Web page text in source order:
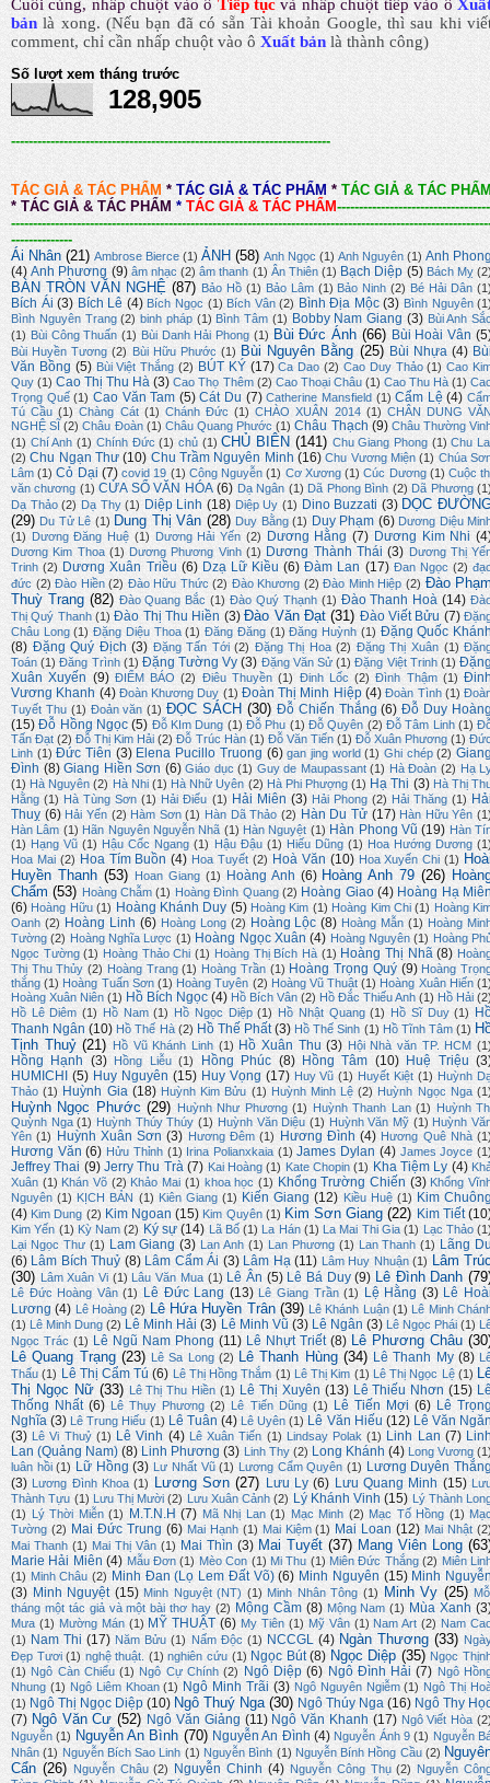
Cuối cùng, nhấp chuột vào ô Tiếp tục và nhấp chuột tiếp vào ô
bản là xong.(Nếu bạn đã có sẵn Tài khoản Google, thì sau khi
comment, chỉ cần nhấp chuột vào ô Xuất bảnlà thành công)
Số lượt xem tháng trước
128,905
-------------------------------------------------------------------------
TÁC GIẢ & TÁC PHẨM * TÁC GIẢ & TÁC PHẨM * TÁC GIẢ & TÁC
* TÁC GIẢ & TÁC PHẨM *TÁC GIẢ & TÁC PHẨM-----------------------------------
--------------
Ái Nhân (21) Ambrose Bierce (1) ẢNH (58) Anh Ngọc (1) Anh Nguyên (1) Anh
(4) Anh Phương (9) âm nhạc (2) âm thanh (1) Ân Thiên (1) Bạch Diệp (5) Bách Mỵ
BÀN TRÒN VĂN NGHỆ (87) Bảo Hồ (1) Bảo Lâm (1) Bảo Ninh (2) Bé Hải Dân
Bích Ái (3) Bích Lê (4) Bích Ngọc (1) Bích Vân (2) Bình Địa Mộc (3) Bình Nguyên
Bình Nguyên Trang (2) binh pháp (1) Bình Tâm (1) Bobby Nam Giang (3) Bùi Anh
(1) Bùi Công Thuấn (1) Bùi Danh Hải Phong (1) Bùi Đức Ánh (66) Bùi Hoài Vân
Bùi Huyền Tương (2) Bùi Hữu Phước (1) Bùi Nguyên Bằng (25) Bùi Nhựa (4)
Văn Bồng (5) Bùi Việt Thắng (2) BÚT KÝ (17) Ca Dao (2) Cao Duy Thảo (1) Cao
Quy (1) Cao Thị Thu Hà (3) Cao Thọ Thêm (2) Cao Thoại Châu (1) Cao Thu Hà (1)
Trọng Quế (1) Cao Văn Tam (5) Cát Du (7) Catherine Mansfield (1) Cẩm Lệ (4)
Tú Cầu (1) Chàng Cát (1) Chánh Đức (1) CHÀO XUÂN 2014 (1) CHÂN DUNG
NGHỆ SĨ (2) Châu Đoàn (1) Châu Quang Phước (1) Châu Thạch (9) Châu Thường
(1) Chí Anh (1) Chính Đức (1) chủ (1) CHỦ BIÊN (141) Chu Giang Phong (1) Chu
(2) Chu Ngạn Thư (10) Chu Trầm Nguyên Minh (16) Chu Vương Miện (1) Chúa
Lâm (1) Cỏ Dại (7) covid 19 (1) Công Nguyễn (1) Cơ Xương (1) Cúc Dương (1) Cuộc
văn chương (1) CỬA SỔ VĂN HÓA (6) Dạ Ngân (1) Dã Phong Bình (2) Dã Phương
Dạ Thảo (2) Dạ Thy (1) Diệp Linh (18) Diệp Uy (1) Dino Buzzati (3) DỌC
(29) Du Tử Lê (1) Dung Thị Vân (28) Duy Bằng (1) Duy Phạm (6) Dương Diệu
(1)
Dương Đăng Huệ (1) Dương Hải Yến (2) Dương Hằng (7) Dương Kim Nhi
Dương Kim Thoa (1) Dương Phương Vinh (1) Dương Thành Thái (3) Dương Thị
Trinh (2) Dương Xuân Triều (6) Dzạ Lữ Kiều (6) Đàm Lan (17) Đan Ngọc (2)
đức (2) Đào Hiền (2) Đào Hữu Thức (2) Đào Khương (2) Đào Minh Hiệp (2) Đào
Thuỳ Trang (82) Đào Quang Bắc (1) Đào Quý Thạnh (1) Đào Thanh Hoà (14)
Thị Quý Thanh (1) Đào Thị Thu Hiền (3) Đào Văn Đạt (31) Đào Viết Bửu (7)
Châu Long (1) Đặng Diệu Thoa (1) Đăng Đăng (1) Đăng Huỳnh (1) Đặng Quốc
(8) Đặng Quý Địch (3) Đặng Tấn Tới (2) Đặng Thị Hoa (2) Đặng Thị Xuân (1)
Toán (1) Đăng Trình (1) Đặng Tường Vy (3) Đặng Văn Sử (1) Đặng Việt Trinh (1)
Xuân Xuyến (9) ĐIỂM BÁO (2) Điêu Thuyền (1) Đinh Lốc (2) Đình Thậm (1)
Vương Khanh (4) Đoàn Khương Duy (1) Đoàn Thị Minh Hiệp (4) Đoàn Tình (1)
Tuyết Thu (1) Đoản văn (1) ĐỌC SÁCH (30) Đỗ Chiến Thắng (6) Đỗ Duy
(15) Đỗ Hồng Ngọc (5) Đỗ KIm Dung (1) Đỗ Phu (1) Đỗ Quyên (2) Đỗ Tâm Linh (1)
Tấn Đạt (2) Đỗ Thị Kim Hải (2) Đỗ Trúc Hàn (1) Đỗ Văn Tiến (1) Đỗ Xuân Phương (1)
Linh (1) Đức Tiên (3) Elena Pucillo Truong (6) gan jing world (1) Ghi chép (2)
Đình (8) Giang Hiền Sơn (6) Giáo dục (1) Guy de Maupassant (1) Hà Đoàn (2) Hạ
(1) Hà Nguyên (2) Hà Nhi (1) Hà Nhữ Uyên (2) Hà Phi Phượng (1) Hạ Thi (3) Hà Thị
Hằng (1) Hà Tùng Sơn (1) Hải Điểu (1) Hải Miên (3) Hải Phong (2) Hải Thăng (1)
Thuỵ (6) Hải Yến (2) Hàm Sơn (1) Hàn Dã Thảo (2) Hàn Du Tử (17) Hàn Hữu Yên
Hàn Lâm (1) Hãn Nguyên Nguyễn Nhã (1) Hàn Nguyệt (1) Hàn Phong Vũ (19) Hàn
(1) Hạng Vũ (1) Hậu Cốc Ngang (1) Hậu Đậu (1) Hiếu Dũng (1) Hoa Hướng Dương
Hoa Mai (2) Hoa Tím Buồn (4) Hoa Tuyết (2) Hoà Văn (10) Hoa Xuyến Chi (1)
Huyền Thanh (53) Hoan Giang (1) Hoàng Anh (6) Hoàng Anh 79 (26)
Chẩm (53) Hoàng Chẫm (1) Hoàng Đình Quang (2) Hoàng Giao (4) Hoàng Hạ
(6) Hoàng Hữu (1) Hoàng Khánh Duy (5) Hoàng Kim (1) Hoàng Kim Chi (1) Hoàng
Oanh (2) Hoàng Linh (6) Hoàng Long (2) Hoàng Lộc (8) Hoàng Mẫn (1) Hoàng
Tường (2) Hoàng Nghĩa Lược (1) Hoàng Ngọc Xuân (4) Hoàng Nguyên (1) Hoàng
Ngọc Tường (1) Hoàng Thảo Chi (1) Hoàng Thị Bích Hà (1) Hoàng Thị Nhã (8)
Thị Thu Thủy (2) Hoàng Trang (1) Hoàng Trần (1) Hoàng Trọng Quý (9) Hoàng
thắng (1) Hoàng Tuấn Sơn (1) Hoàng Tuyên (2) Hoàng Vũ Thuật (1) Hoàng Xuân Hiến
Hoàng Xuân Niên (1) Hồ Bích Ngọc (4) Hồ Bích Vân (2) Hồ Đắc Thiếu Anh (1) Hồ Hải
Hồ Lê Diêm (1) Hồ Nam (1) Hồ Ngọc Diệp (1) Hồ Nhật Quang (1) Hồ Sĩ Duy (1)
Thanh Ngân (10) Hồ Thế Hà (2) Hồ Thế Phất (3) Hồ Thế Sinh (1) Hồ Tĩnh Tâm (1)
Tịnh Thuỷ (21) Hồ Vũ Khánh Linh (1) Hồ Xuân Thu (3) Hội Nhà văn TP. HCM
Hồng Hạnh (3) Hồng Liễu (1) Hồng Phúc (8) Hồng Tâm (10) Huệ Triệu
HUMICHI
(5) Huy Nguyên (15) Huy Vọng (17) Huy Vũ (1) Huyết Kiệt (1) Huỳnh
Thảo (1) Huỳnh Gia (18) Huỳnh Kim Bửu (1) Huỳnh Minh Lệ (2) Huỳnh Ngọc Nga
Huỳnh Ngọc Phước (29) Huỳnh Như Phương (1) Huỳnh Thanh Lan (1)
Huỳnh
Quỳnh Nga (1) Huỳnh Thúy Thúy (1) Huỳnh Văn Diệu (1) Huỳnh Văn Mỹ (1) Huỳnh
Yên (1) Huỳnh Xuân Sơn (3) Hương Đêm (1) Hương Đình (4) Hương Quê Nhà
Hương Văn (6) Hửu Thỉnh (1) Irina Polianxkaia (1) James Dylan (4) James Joyce
Jeffrey Thai (9) Jerry Thu Trà (7) Kai Hoàng (1) Kate Chopin (1) Kha Tiệm Ly (4)
Xuân (1) Khán Võ (2) Khảo Mai (1) khoa học (1) Khổng Trường Chiến (3) Khổng
Nguyên (1) KỊCH BẢN (1) Kiên Giang (1) Kiến Giang (12) Kiều Huệ (1) Kim
(4) Kim Dung (2) Kim Ngoan (15) Kim Quyên (1) Kim Sơn Giang (22) Kim Tiết
Kim Yến (1) Kỳ Nam (2) Ký sự (14) Lã Bố (1) La Hán (1) La Mai Thi Gia (1) Lạc Thảo
Lại Ngọc Thư (1) Lam Giang (3) Lan Anh (1) Lan Phương (1) Lan Thanh (1) Lãng
(6) Lâm Bích Thuỷ (8) Lâm Cẩm Ái (3) Lâm Hạ (11) Lâm Huy Nhuận (1) Lâm
(30) Lâm Xuân Vi (1) Lâu Văn Mua (1) Lê Ân (5) Lê Bá Duy (9) Lê Đình Danh
Lê Đức Hoàng Vân (1) Lê Đức Lang (13) Lê Giang Trần (1) Lệ Hằng (3) Lê
Lương (4) Lê Hoàng (2) Lê Hứa Huyền Trân (39) Lê Khánh Luận (1) Lê Minh
(1) Lê Minh Dung (2) Lê Minh Hải (3) Lê Minh Vũ (3) Lê Ngân (3) Lê Ngọc Phái (1)
Ngọc Trác (1) Lê Ngũ Nam Phong (11) Lê Nhựt Triết (8) Lê Phương Châu
Lê Quang Trạng (23) Lê Sa Long (2) Lê Thanh Hùng (34) Lê Thanh My (8)
Thấu (1) Lê Thị Cẩm Tú (6) Lê Thị Hồng Thắm (1) Lê Thị Kim (1) Lê Thị Ngọc Lệ (1)
Thị Ngọc Nữ (33) Lê Thị Thu Hiền (1) Lê Thị Xuyên (13) Lê Thiếu Nhơn (15)
Thống Nhất (6) Lê Thụy Phương (2) Lê Tiến Dũng (1) Lê Tiến Mợi (6) Lê
Nghĩa (3) Lê Trung Hiếu (1) Lê Tuân (4) Lê Uyên (1) Lê Văn Hiếu (12) Lê Văn
(3) Lê Vi Thuỷ (1) Lê Vinh (4) Lê Xuân Tiến (1) Lindsay Polak (1) Linh Lan (7)
Lan (Quảng Nam) (8) Linh Phương (3) Linh Thy (2) Long Khánh (4) Long Vương
luân hồi (1) Lữ Hồng (3) Lư Nhất Vũ (1) Lương Cẩm Quyên (1) Lương Duyên
(3) Lương Đình Khoa (1) Lương Sơn (27) Lưu Ly (6) Lưu Quang Minh (15)
Thành Tựu (1) Lưu Thị Mười (2) Lưu Xuân Cảnh (2) Lý Khánh Vinh (15) Lý Thành
(1)
Lý Thời Miễn (1) M.T.N.H (7) Mã Nhị Lan (1) Mạc Minh (2) Mạc Tố Hồng (1)
Tường (2) Mai Đức Trung (6) Mai Hạnh (1) Mai Kiệm (1) Mai Loan (12) Mai Nhật
Mai Thanh (1) Mai Thị Vân (1) Mai Thìn (3) Mai Tuyết (37) Mang Viên Long
Marie Hải Miên (4) Mẫu Đơn (1) Mèo Con (1) Mi Thu (1) Miên Đức Thắng (2) Miên
(1) Minh Châu (2) Minh Đan (Lọ Lem Đất Võ) (6) Minh Nguyên (15) Minh
(3) Minh Nguyệt (15) Minh Nguyệt (NT) (1) Minh Nhân Tông (1) Minh Vy (25)
tháng một tác giả và một bài thơ hay (2) Mộng Cầm (8) Mộng Nam (1) Mùa Xanh
Mưa (1) Mường Mán (1) MỸ THUẬT (6) My Tiên (1) Mỹ Vân (1) Nam Art (2) Nam
(1) Nam Thi (17) Năm Bửu (1) Nấm Độc (1) NCCGL (4) Ngàn Thương (33)
Đẹp Tươi (1) nghệ thuật. (1) nghiên cứu (1) Ngọc Bút (8) Ngọc Diệp (35) Ngọc
(1) Ngô Càn Chiểu (1) Ngô Cự Chính (2) Ngô Diệp (6) Ngô Đình Hải (7) Ngô
Nhung (1) Ngô Liêm Khoan (1) Ngô Minh Trãi (3) Ngô Nguyên Ngiễm (1) Ngô Thị
(1) Ngô Thị Ngọc Diệp (10) Ngô Thuý Nga (30) Ngô Thúy Nga (16) Ngô Thy
(7) Ngô Văn Cư (52) Ngô Văn Giảng (11) Ngô Văn Khanh (17) Ngô Viết Hòa
Nguyễn (1) Nguyễn An Bình (70) Nguyễn An Đình (4) Nguyễn Ánh 9 (1) Nguyễn
Nhân (1) Nguyễn Bích Sao Linh (1) Nguyễn Bình (1) Nguyễn Bính Hồng Cầu (2)
Cẩn (26) Nguyễn Châu (2) Nguyễn Chinh (4) Nguyễn Công Thụ (2) Nguyễn